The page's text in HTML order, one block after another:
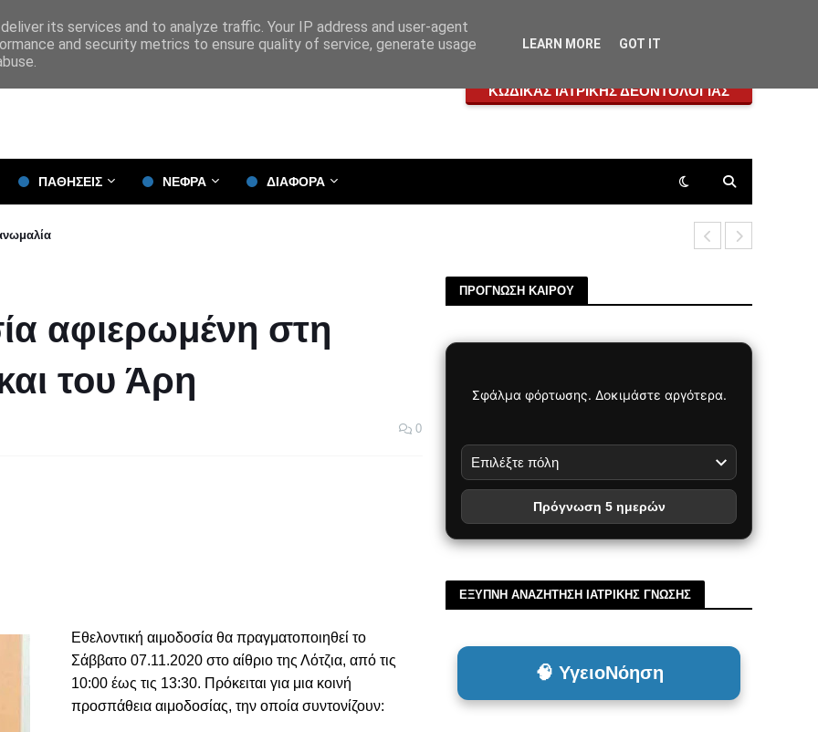
ΚΩΔΙΚΑΣ ΙΑΤΡΙΚΗΣ ΔΕΟΝΤΟΛΟΓΙΑΣ
ΠΑΘΗΣΕΙΣ ΝΕΦΡΑ ΔΙΑΦΟΡΑ
αφιερωμένη στη
του Άρη
0
Εθελοντική αιμοδοσία θα πραγματοποιηθεί το
Σάββατο 07.11.2020 στο αίθριο της Λότζια, από τις
10:00 έως τις 13:30. Πρόκειται για μια κοινή
προσπάθεια αιμοδοσίας, την οποία συντονίζουν:
ΠΡΟΓΝΩΣΗ ΚΑΙΡΟΥ
Σφάλμα φόρτωσης. Δοκιμάστε αργότερα.
Πρόγνωση 5 ημερών
ΕΞΥΠΝΗ ΑΝΑΖΗΤΗΣΗ ΙΑΤΡΙΚΗΣ ΓΝΩΣΗΣ
🧠 ΥγειοΝόηση
its services and to analyze traffic. Your IP address and user-agent
and security metrics to ensure quality of service, generate usage
LEARN MORE GOT IT